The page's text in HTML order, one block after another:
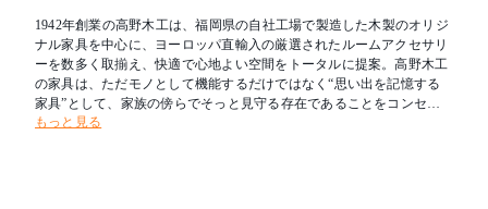
1942年創業の高野木工は、福岡県の自社工場で製造した木製のオリジ
ナル家具を中心に、ヨーロッパ直輸入の厳選されたルームアクセサリ
ーを数多く取揃え、快適で心地よい空間をトータルに提案。高野木工
の家具は、ただモノとして機能するだけではなく“思い出を記憶する
家具”として、家族の傍らでそっと見守る存在であることをコンセプ
トにしています。
もっと見る